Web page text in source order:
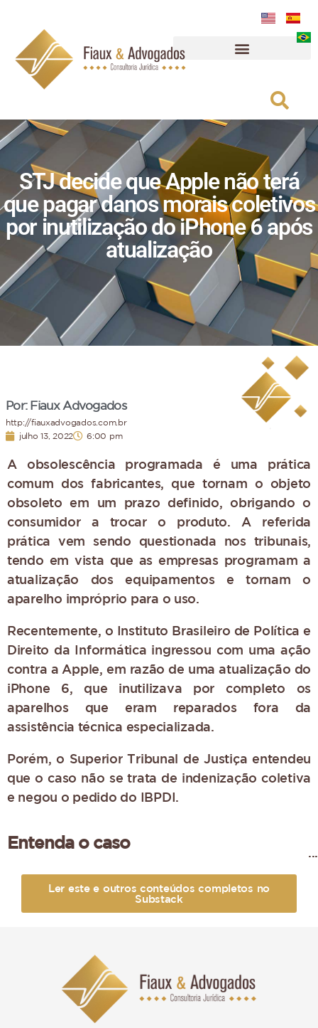
STJ decide que Apple não terá
que pagar danos morais coletivos
por inutilização do iPhone 6 após
atualização
Por: Fiaux Advogados
http://fiauxadvogados.com.br
julho 13, 2022
6:00 pm
A obsolescência programada é uma prática
comum dos fabricantes, que tornam o objeto
obsoleto em um prazo definido, obrigando o
consumidor a trocar o produto. A referida
prática vem sendo questionada nos tribunais,
tendo em vista que as empresas programam a
atualização dos equipamentos e tornam o
aparelho impróprio para o uso.
Recentemente, o Instituto Brasileiro de Política e
Direito da Informática ingressou com uma ação
contra a Apple, em razão de uma atualização do
iPhone 6, que inutilizava por completo os
aparelhos que eram reparados fora da
assistência técnica especializada.
Porém, o Superior Tribunal de Justiça entendeu
que o caso não se trata de indenização coletiva
e negou o pedido do IBPDI.
Entenda o caso
O cerne do problema em discussãofoi uma
atualização do celular iPhone6 feita pela Apple
em 2017, que inutilizava os aparelhos que
rede credenciada pela fabricante. A atualização
em questão foi para o sistema operacional iOS
A ação coletiva foi proposta pelo IBPDI, que
Ler este e outros conteúdos completos no
Substack